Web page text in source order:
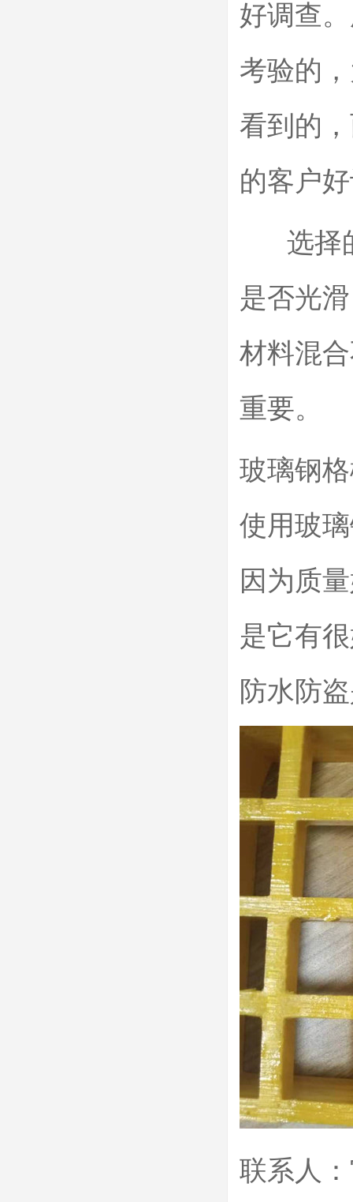
好调查
考验的
看到的
的客户
选择的
是否光
材料混
重要。
玻璃钢
使用玻
因为质
是它有
防水防
联系人